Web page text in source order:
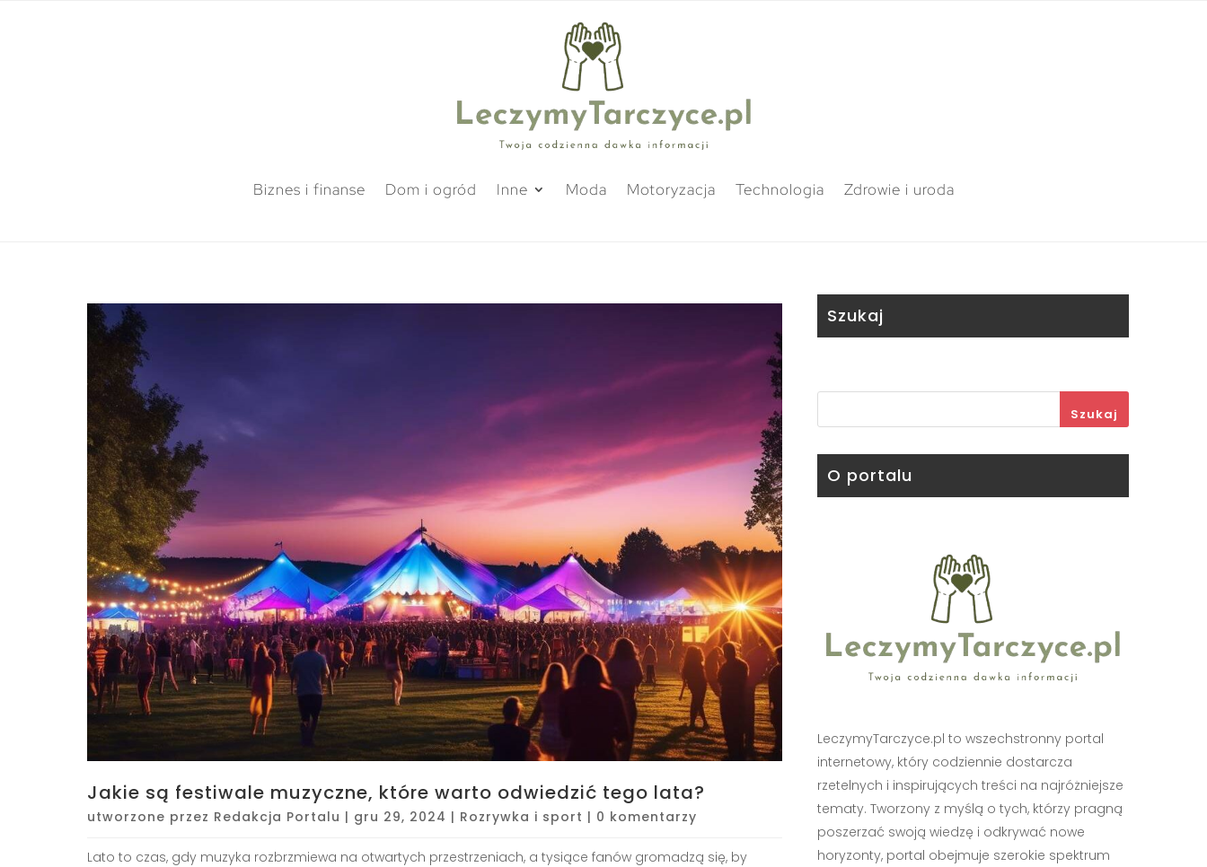
Biznes i finanse Dom i ogród Inne Moda Motoryzacja Technologia Zdrowie i uroda
Jakie są festiwale muzyczne, które warto odwiedzić tego lata?
utworzone przez Redakcja Portalu | gru 29, 2024 | Rozrywka i sport | 0 komentarzy
Lato to czas, gdy muzyka rozbrzmiewa na otwartych przestrzeniach, a tysiące fanów gromadzą się, by
Szukaj
Szukaj
O portalu
LeczymyTarczyce.pl to wszechstronny portal
internetowy, który codziennie dostarcza
rzetelnych i inspirujących treści na najróżniejsze
tematy. Tworzony z myślą o tych, którzy pragną
poszerzać swoją wiedzę i odkrywać nowe
horyzonty, portal obejmuje szerokie spektrum